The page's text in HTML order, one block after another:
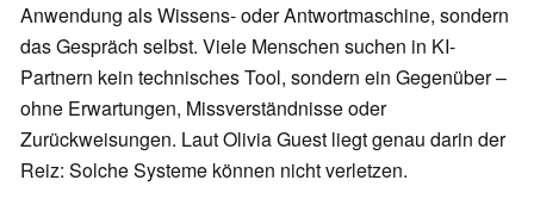
Anwendung als Wissens- oder Antwortmaschine, sondern
das Gespräch selbst. Viele Menschen suchen in KI-
Partnern kein technisches Tool, sondern ein Gegenüber –
ohne Erwartungen, Missverständnisse oder
Zurückweisungen. Laut Olivia Guest liegt genau darin der
Reiz: Solche Systeme können nicht verletzen.